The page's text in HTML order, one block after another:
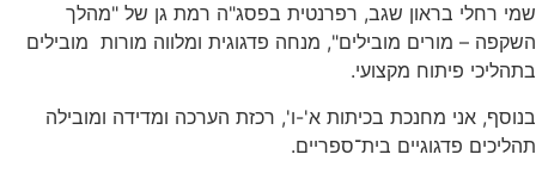
שמי רחלי בראון שגב, רפרנטית בפסג"ה רמת גן של "מהלך
השקפה – מורים מובילים", מנחה פדגוגית ומלווה מורות מובילים
בתהליכי פיתוח מקצועי.
בנוסף, אני מחנכת בכיתות א'-ו', רכזת הערכה ומדידה ומובילה
תהליכים פדגוגיים בית־ספריים.